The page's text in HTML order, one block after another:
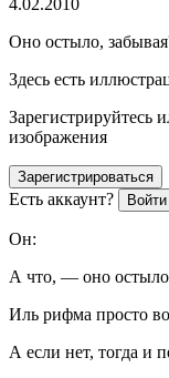
Оно остыло,
Здесь есть
Зарегистрируйтесь
изображения
Зарегистрироваться
Есть аккаунт? Войти
Он:
А что, — оно
Иль рифма просто
А если нет, тогда и